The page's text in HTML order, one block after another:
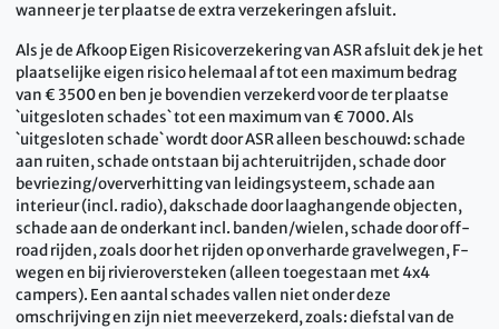
wanneer je ter plaatse de extra verzekeringen afsluit.
Als je de Afkoop Eigen Risicoverzekering van ASR afsluit dek je het
plaatselijke eigen risico helemaal af tot een maximum bedrag
van € 3500 en ben je bovendien verzekerd voor de ter plaatse
`uitgesloten schades` tot een maximum van € 7000. Als
`uitgesloten schade` wordt door ASR alleen beschouwd: schade
aan ruiten, schade ontstaan bij achteruitrijden, schade door
bevriezing/oververhitting van leidingsysteem, schade aan
interieur (incl. radio), dakschade door laaghangende objecten,
schade aan de onderkant incl. banden/wielen, schade door off-
road rijden, zoals door het rijden op onverharde gravelwegen, F-
wegen en bij rivieroversteken (alleen toegestaan met 4x4
campers). Een aantal schades vallen niet onder deze
omschrijving en zijn niet meeverzekerd, zoals: diefstal van de